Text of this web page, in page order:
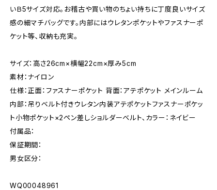
いＢ5サイズ対応。お稽古や買い物のちょい持ちに丁度良いサイズ
感の細マチバッグです。内部にはウレタンポケットやファスナーポ
ケット等、収納も充実。
サイズ：高さ26cm×横幅22cm×厚み5cm
素材：ナイロン
仕様：正面：ファスナーポケット 背面：アテポケット メインルーム
内部：吊りベルト付きウレタン内装アテポケットファスナーポケッ
ト小物ポケット×2ペン差しショルダーベルト、カラー：ネイビー
付属品：
保証期間：
男女区分：
WQ00048961